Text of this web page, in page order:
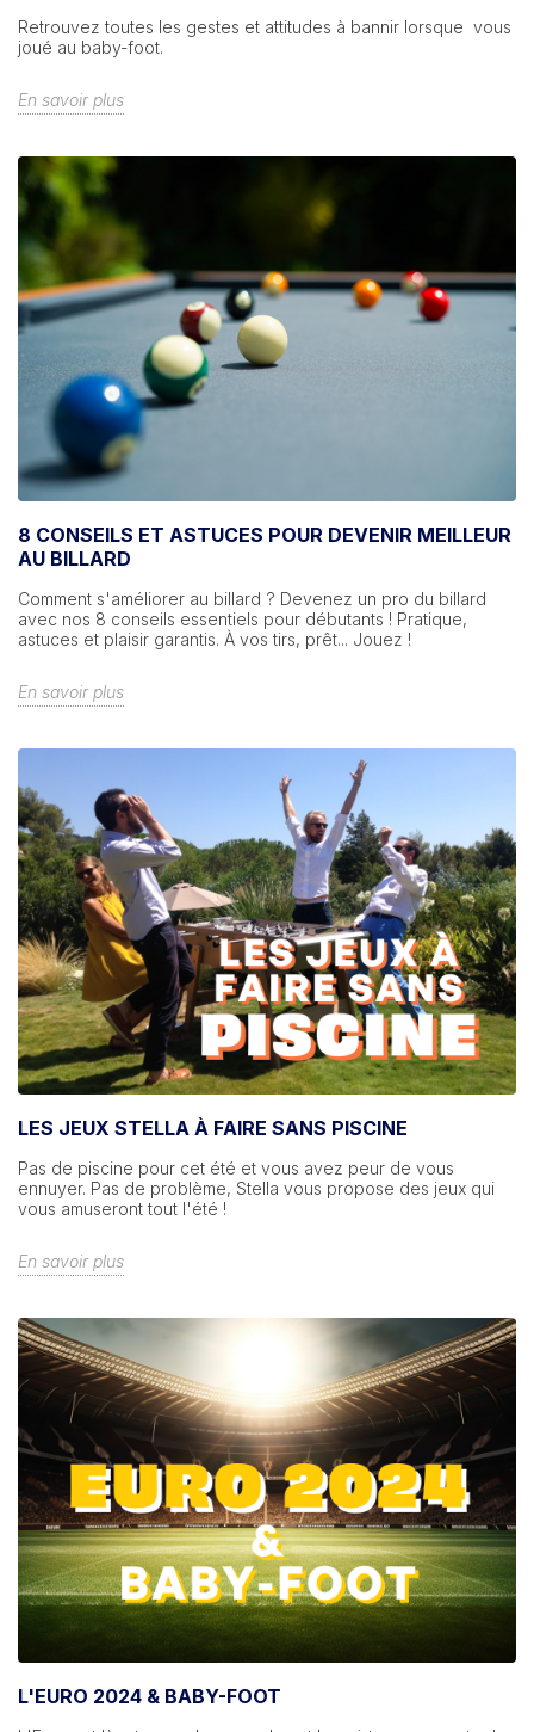
Retrouvez toutes les gestes et attitudes à bannir lorsque vous
joué au baby-foot.
En savoir plus
8 CONSEILS ET ASTUCES POUR DEVENIR MEILLEUR
AU BILLARD
Comment s'améliorer au billard ? Devenez un pro du billard
avec nos 8 conseils essentiels pour débutants ! Pratique,
astuces et plaisir garantis. À vos tirs, prêt... Jouez !
En savoir plus
LES JEUX STELLA À FAIRE SANS PISCINE
Pas de piscine pour cet été et vous avez peur de vous
ennuyer. Pas de problème, Stella vous propose des jeux qui
vous amuseront tout l'été !
En savoir plus
L'EURO 2024 & BABY-FOOT